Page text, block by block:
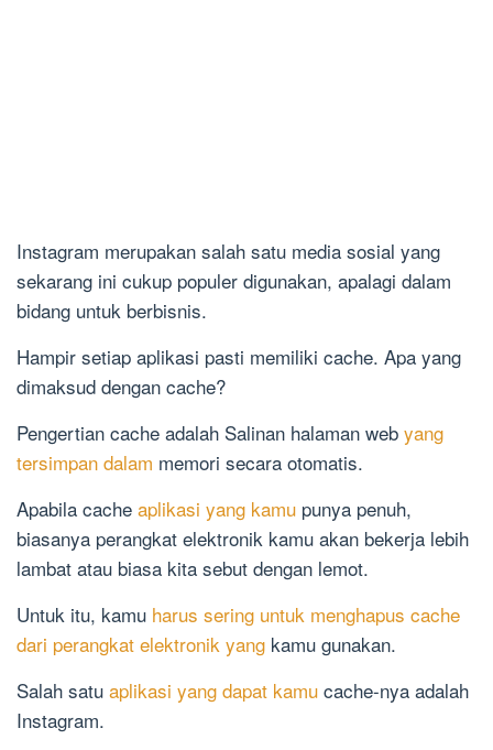
Instagram merupakan salah satu media sosial yang
sekarang ini cukup populer digunakan, apalagi dalam
bidang untuk berbisnis.
Hampir setiap aplikasi pasti memiliki cache. Apa yang
dimaksud dengan cache?
Pengertian cache adalah Salinan halaman web yang
tersimpan dalam memori secara otomatis.
Apabila cache aplikasi yang kamu punya penuh,
biasanya perangkat elektronik kamu akan bekerja lebih
lambat atau biasa kita sebut dengan lemot.
Untuk itu, kamu harus sering untuk menghapus cache
dari perangkat elektronik yang kamu gunakan.
Salah satu aplikasi yang dapat kamu cache-nya adalah
Instagram.